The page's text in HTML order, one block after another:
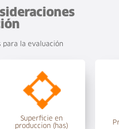
para la evaluación
Superficie en
produccion (has)